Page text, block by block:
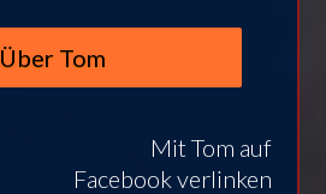
Über Tom
Mit Tom auf
Facebook verlinken